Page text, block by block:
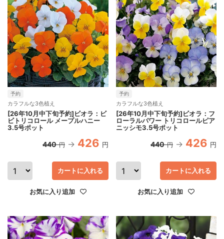
予約
カラフルな3色植え
[26年10月中下旬予約]ビオラ：ビ
ビトリコロール メープルハニー
3.5号ポット
440 円 426 円
お気に入り追加
カートに入れる
予約
カラフルな3色植え
[26年10月中下旬予約]ビオラ：フ
ローラルパワー トリコロールピア
ニッシモ3.5号ポット
440 円 426 円
お気に入り追加
カートに入れる